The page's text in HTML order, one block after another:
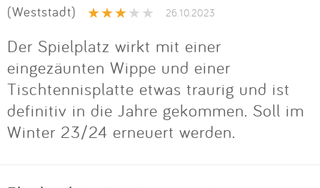
(Weststadt)
26.10.2023
Der Spielplatz wirkt mit einer
eingezäunten Wippe und einer
Tischtennisplatte etwas traurig und ist
definitiv in die Jahre gekommen. Soll im
Winter 23/24 erneuert werden.